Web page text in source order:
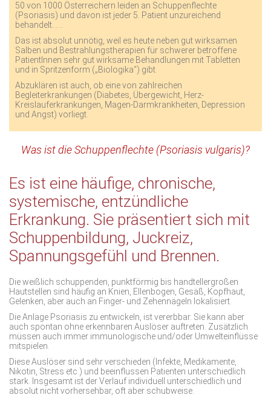
50 von 1000 Österreichern leiden an Schuppenflechte
(Psoriasis) und davon ist jeder 5. Patient unzureichend
behandelt......
Das ist absolut unnötig, weil es heute neben gut wirksamen
Salben und Bestrahlungstherapien für schwerer betroffene
PatientInnen sehr gut wirksame Behandlungen mit Tabletten
und in Spritzenform („Biologika“) gibt.
Abzuklären ist auch, ob eine von zahlreichen
Begleiterkrankungen (Diabetes, Übergewicht, Herz-
Kreislauferkrankungen, Magen-Darmkrankheiten, Depression
und Angst) vorliegt.
Was ist die Schuppenflechte (Psoriasis vulgaris)?
Es ist eine häufige, chronische,
systemische, entzündliche
Erkrankung. Sie präsentiert sich mit
Schuppenbildung, Juckreiz,
Spannungsgefühl und Brennen.
Die weißlich schuppenden, punktförmig bis handtellergroßen
Hautstellen sind häufig an Knien, Ellenbogen, Gesäß, Kopfhaut,
Gelenken, aber auch an Finger- und Zehennägeln lokalisiert.
Die Anlage Psoriasis zu entwickeln, ist vererbbar. Sie kann aber
auch spontan ohne erkennbaren Auslöser auftreten. Zusätzlich
müssen auch immer immunologische und/oder Umwelteinflüsse
mitspielen.
Diese Auslöser sind sehr verschieden (Infekte, Medikamente,
Nikotin, Stress etc.) und beeinflussen Patienten unterschiedlich
stark. Insgesamt ist der Verlauf individuell unterschiedlich und
absolut nicht vorhersehbar, oft aber schubweise.